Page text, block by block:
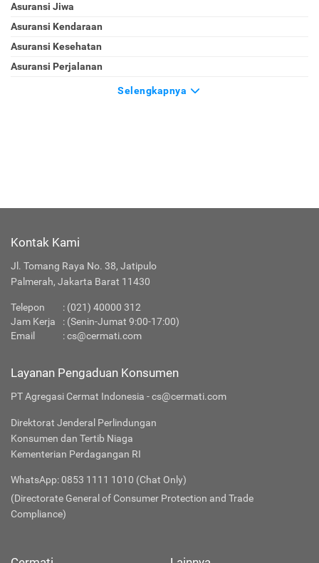
Asuransi Jiwa
Asuransi Kendaraan
Asuransi Kesehatan
Asuransi Perjalanan
Selengkapnya
Kontak Kami
Jl. Tomang Raya No. 38, Jatipulo
Palmerah, Jakarta Barat 11430
Telepon : (021) 40000 312
Jam Kerja
: (Senin-Jumat 9:00-17:00)
Email
:cs@cermati.com
Layanan Pengaduan Konsumen
PT Agregasi Cermat Indonesia - cs@cermati.com
Direktorat Jenderal Perlindungan
Konsumen dan Tertib Niaga
Kementerian Perdagangan RI
WhatsApp: 0853 1111 1010 (Chat Only)
(Directorate General of Consumer Protection and Trade
Compliance)